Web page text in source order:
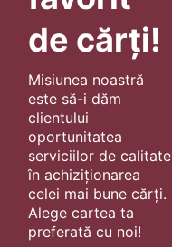
de cărți!
Misiunea noastră
este să-i dăm
clientului
oportunitatea
serviciilor de calitate
în achiziționarea
celei mai bune cărți.
Alege cartea ta
preferată cu noi!